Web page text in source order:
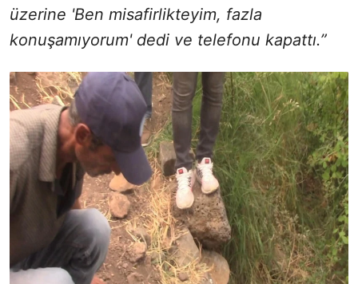
üzerine 'Ben misafirlikteyim, fazla
konuşamıyorum' dedi ve telefonu kapattı.”